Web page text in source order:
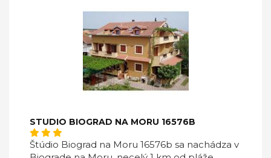
STUDIO BIOGRAD NA MORU 16576B
Štúdio Biograd na Moru 16576b sa nachádza v